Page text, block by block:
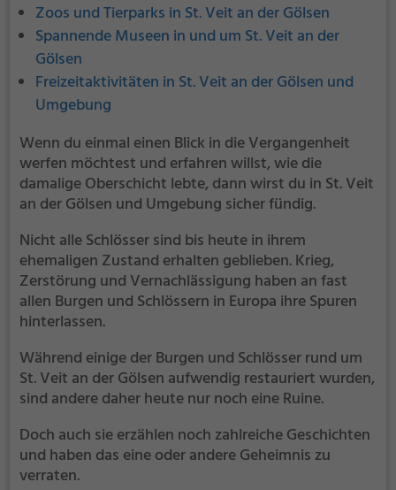
Zoos und Tierparks in St. Veit an der Gölsen
Spannende Museen in und um St. Veit an der
Gölsen
Freizeitaktivitäten in St. Veit an der Gölsen und
Umgebung
Wenn du einmal einen Blick in die Vergangenheit
werfen möchtest und erfahren willst, wie die
damalige Oberschicht lebte, dann wirst du in St. Veit
an der Gölsen und Umgebung sicher fündig.
Nicht alle Schlösser sind bis heute in ihrem
ehemaligen Zustand erhalten geblieben. Krieg,
Zerstörung und Vernachlässigung haben an fast
allen Burgen und Schlössern in Europa ihre Spuren
hinterlassen.
Während einige der Burgen und Schlösser rund um
St. Veit an der Gölsen aufwendig restauriert wurden,
sind andere daher heute nur noch eine Ruine.
Doch auch sie erzählen noch zahlreiche Geschichten
und haben das eine oder andere Geheimnis zu
verraten.